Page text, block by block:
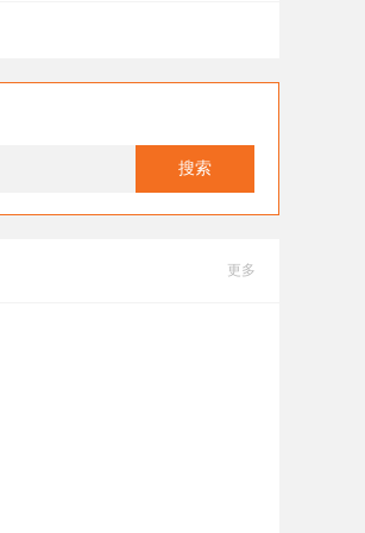
搜索
更多